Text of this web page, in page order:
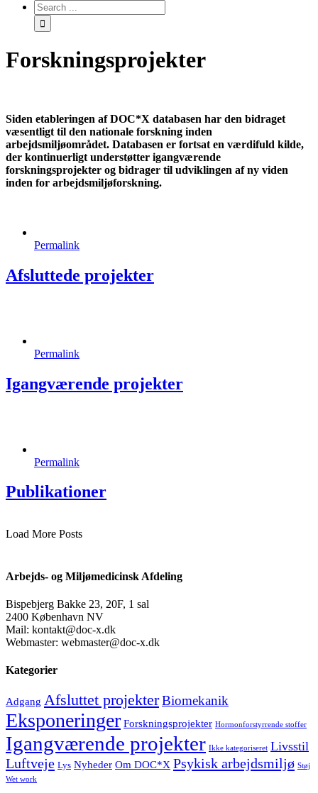
Forskningsprojekter
Siden etableringen af DOC*X databasen har den bidraget
væsentligt til den nationale forskning inden
arbejdsmiljøområdet. Databasen er fortsat en værdifuld kilde,
der kontinuerligt understøtter igangværende
forskningsprojekter og bidrager til udviklingen af ny viden
inden for arbejdsmiljøforskning.
Permalink
Afsluttede projekter
Permalink
Igangværende projekter
Permalink
Publikationer
Load More Posts
Arbejds- og Miljømedicinsk Afdeling
Bispebjerg Bakke 23, 20F, 1 sal
2400 København NV
Mail: kontakt@doc-x.dk
Webmaster: webmaster@doc-x.dk
Kategorier
Adgang Afsluttet projekterBiomekanik
Eksponeringer Forskningsprojekter Hormonforstyrrende stoffer
Igangværende projekter Ikke kategoriseret Livsstil
Luftveje Lys Nyheder Om DOC*X Psykisk arbejdsmiljø Støj
Wet work